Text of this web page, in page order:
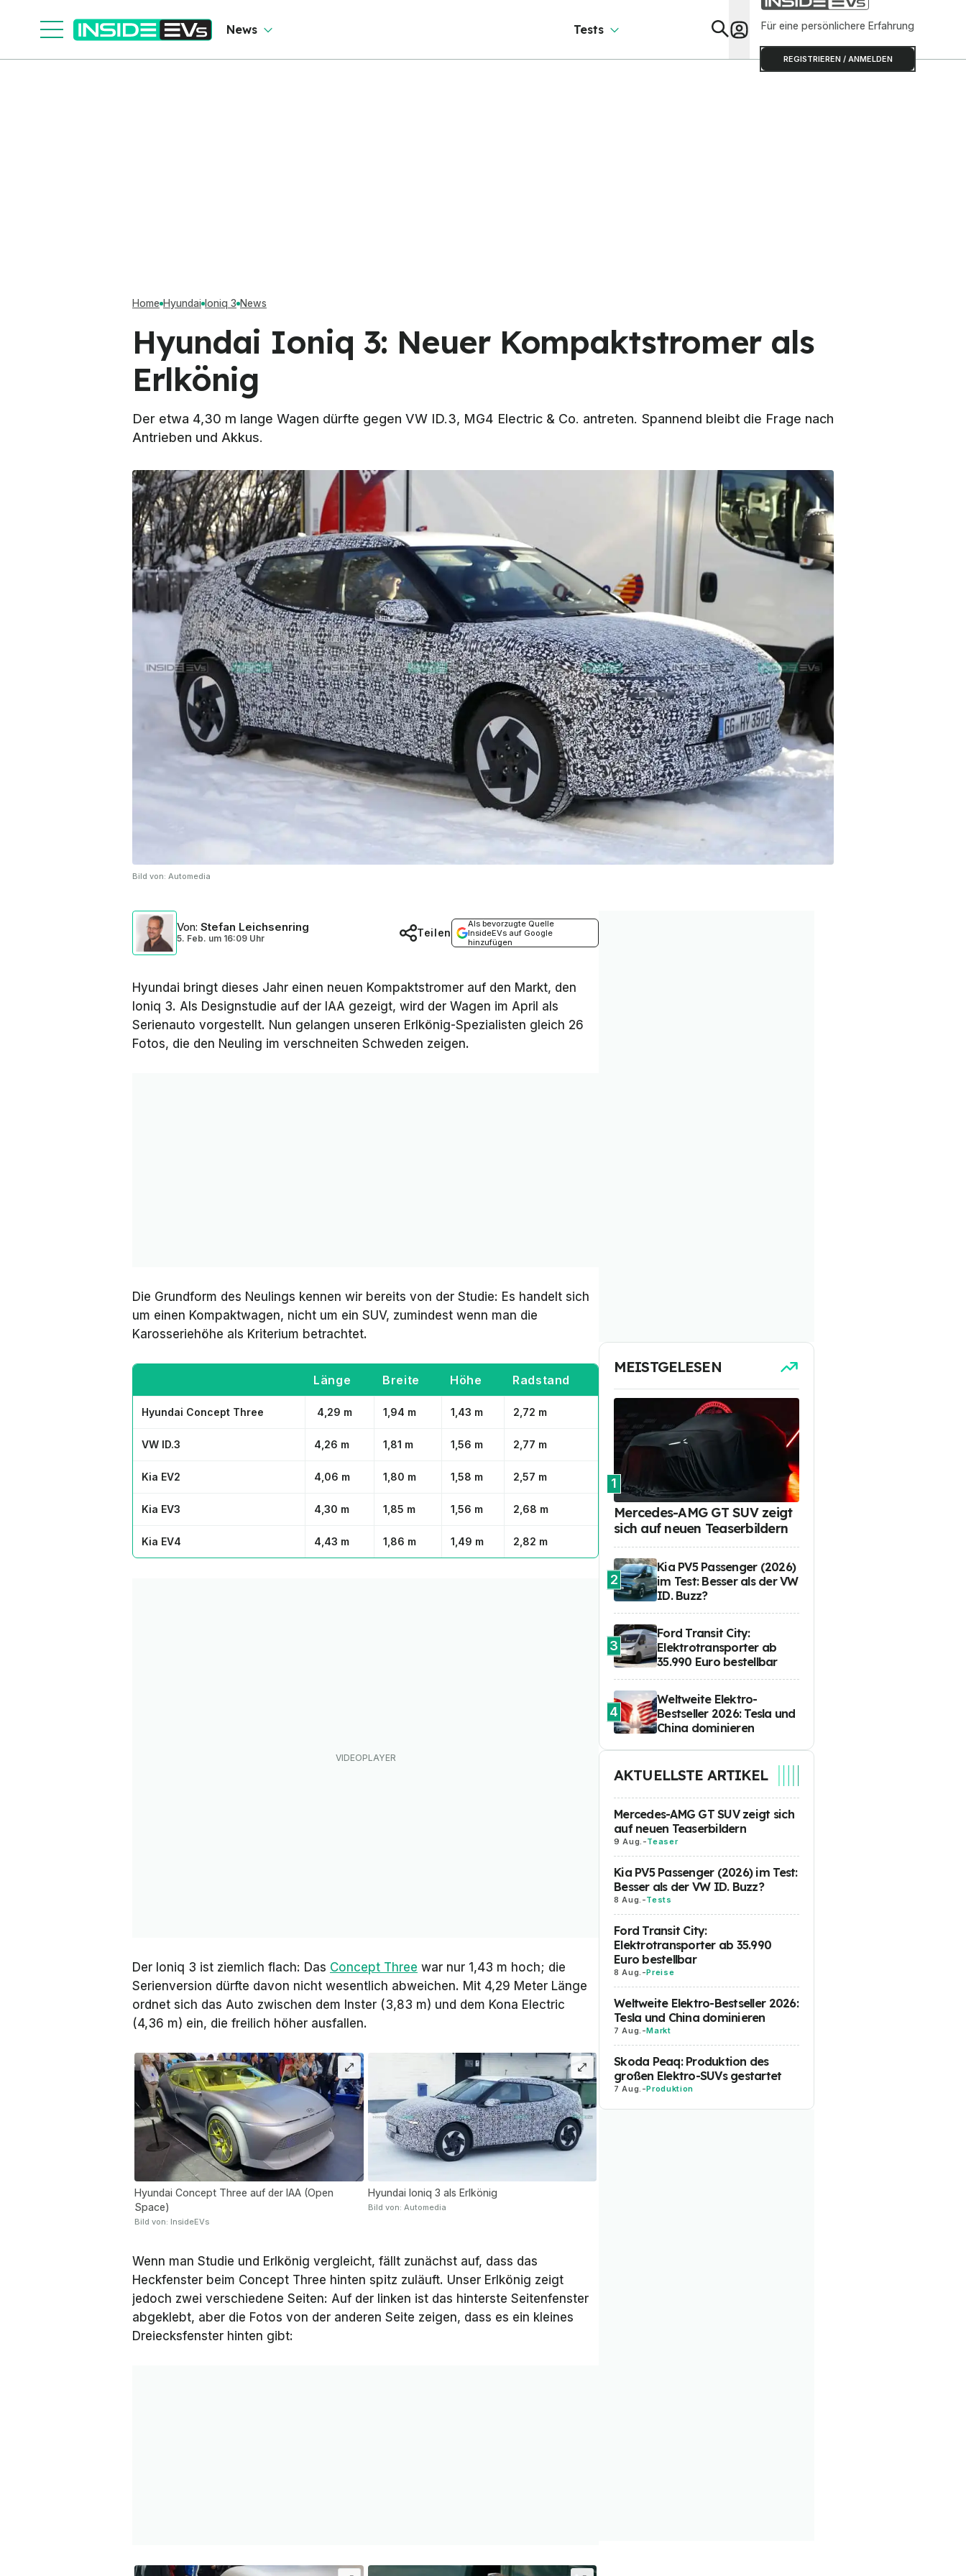
News Tests Für eine persönlichere Erfahrung
REGISTRIEREN / ANMELDEN
Home Hyundai Ioniq 3 News
Hyundai Ioniq 3: Neuer Kompaktstromer als
Erlkönig
Der etwa 4,30 m lange Wagen dürfte gegen VW ID.3, MG4 Electric & Co. antreten. Spannend bleibt die Frage nach
Antrieben und Akkus.
Bild von: Automedia
Von: Stefan Leichsenring
5. Feb. um 16:09 Uhr
Als bevorzugte Quelle
InsideEVs auf Google
hinzufügen
Teilen
Hyundai bringt dieses Jahr einen neuen Kompaktstromer auf den Markt, den
Ioniq 3. Als Designstudie auf der IAA gezeigt, wird der Wagen im April als
Serienauto vorgestellt. Nun gelangen unseren Erlkönig-Spezialisten gleich 26
Fotos, die den Neuling im verschneiten Schweden zeigen.
Die Grundform des Neulings kennen wir bereits von der Studie: Es handelt sich
um einen Kompaktwagen, nicht um ein SUV, zumindest wenn man die
Karosseriehöhe als Kriterium betrachtet.
Länge Breite Höhe Radstand
Hyundai Concept Three 4,29 m 1,94 m 1,43 m 2,72 m
VW ID.3 4,26 m 1,81 m 1,56 m 2,77 m
Kia EV2 4,06 m 1,80 m 1,58 m 2,57 m
Kia EV3 4,30 m 1,85 m 1,56 m 2,68 m
Kia EV4 4,43 m 1,86 m 1,49 m 2,82 m
Der Ioniq 3 ist ziemlich flach: Das Concept Three war nur 1,43 m hoch; die
Serienversion dürfte davon nicht wesentlich abweichen. Mit 4,29 Meter Länge
ordnet sich das Auto zwischen dem Inster (3,83 m) und dem Kona Electric
(4,36 m) ein, die freilich höher ausfallen.
Hyundai Concept Three auf der IAA (Open
Space)
Bild von: InsideEVs
Hyundai Ioniq 3 als Erlkönig
Bild von: Automedia
Wenn man Studie und Erlkönig vergleicht, fällt zunächst auf, dass das
Heckfenster beim Concept Three hinten spitz zuläuft. Unser Erlkönig zeigt
jedoch zwei verschiedene Seiten: Auf der linken ist das hinterste Seitenfenster
abgeklebt, aber die Fotos von der anderen Seite zeigen, dass es ein kleines
Dreiecksfenster hinten gibt:
MEISTGELESEN
1
Mercedes-AMG GT SUV zeigt
sich auf neuen Teaserbildern
2
Kia PV5 Passenger (2026)
im Test: Besser als der VW
ID. Buzz?
3
Ford Transit City:
Elektrotransporter ab
35.990 Euro bestellbar
4
Weltweite Elektro-
Bestseller 2026: Tesla und
China dominieren
AKTUELLSTE ARTIKEL
Mercedes-AMG GT SUV zeigt sich
auf neuen Teaserbildern
9 Aug. -Teaser
Kia PV5 Passenger (2026) im Test:
Besser als der VW ID. Buzz?
8 Aug. -Tests
Ford Transit City:
Elektrotransporter ab 35.990
Euro bestellbar
8 Aug. -Preise
Weltweite Elektro-Bestseller 2026:
Tesla und China dominieren
7 Aug. -Markt
Skoda Peaq: Produktion des
großen Elektro-SUVs gestartet
7 Aug. -Produktion